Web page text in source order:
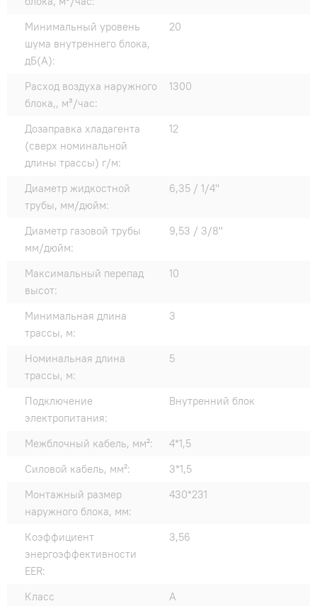
Минимальный уровень
шума внутреннего блока,
дБ(А):
20
Расход воздуха наружного
блока,, м³/час:
1300
Дозаправка хладагента
(сверх номинальной
длины трассы) г/м:
12
Диаметр жидкостной
трубы, мм/дюйм:
6,35 / 1/4"
Диаметр газовой трубы
мм/дюйм:
9,53 / 3/8"
Максимальный перепад
высот:
10
Минимальная длина
трассы, м:
3
Номинальная длина
трассы, м:
5
Подключение
электропитания:
Внутренний блок
Межблочный кабель, мм²:
4*1,5
Силовой кабель, мм²:
3*1,5
Монтажный размер
наружного блока, мм:
430*231
Коэффициент
энергоэффективности
EER:
3,56
Класс
A